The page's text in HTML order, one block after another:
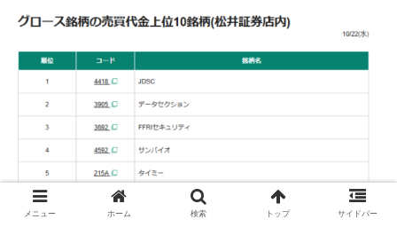
メニュー ホーム 検索 トップ サイドバー